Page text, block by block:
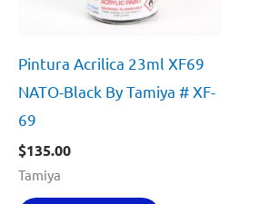
Pintura Acrilica 23ml XF69
NATO-Black By Tamiya # XF-
69
$135.00
Tamiya